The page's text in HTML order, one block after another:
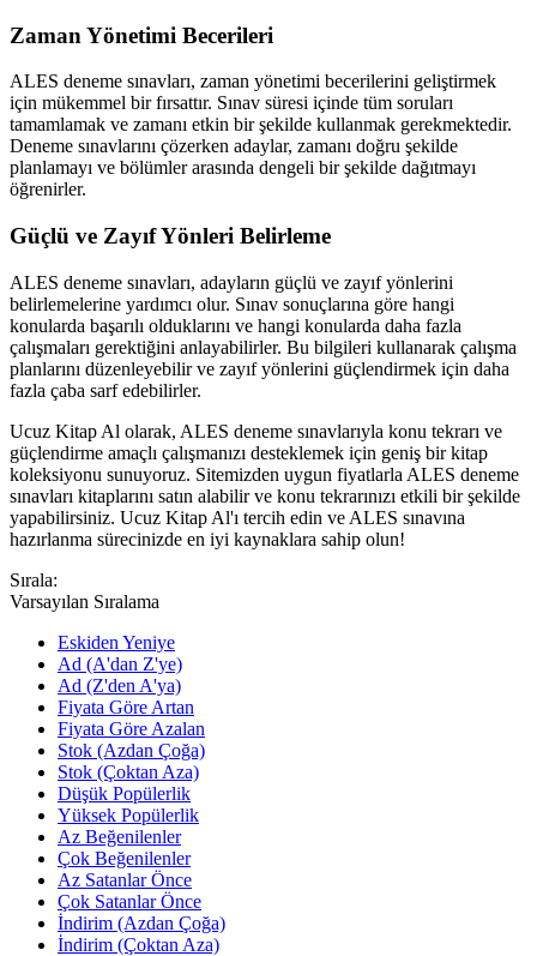
Zaman Yönetimi Becerileri
ALES deneme sınavları, zaman yönetimi becerilerini geliştirmek
için mükemmel bir fırsattır. Sınav süresi içinde tüm soruları
tamamlamak ve zamanı etkin bir şekilde kullanmak gerekmektedir.
Deneme sınavlarını çözerken adaylar, zamanı doğru şekilde
planlamayı ve bölümler arasında dengeli bir şekilde dağıtmayı
öğrenirler.
Güçlü ve Zayıf Yönleri Belirleme
ALES deneme sınavları, adayların güçlü ve zayıf yönlerini
belirlemelerine yardımcı olur. Sınav sonuçlarına göre hangi
konularda başarılı olduklarını ve hangi konularda daha fazla
çalışmaları gerektiğini anlayabilirler. Bu bilgileri kullanarak çalışma
planlarını düzenleyebilir ve zayıf yönlerini güçlendirmek için daha
fazla çaba sarf edebilirler.
Ucuz Kitap Al olarak, ALES deneme sınavlarıyla konu tekrarı ve
güçlendirme amaçlı çalışmanızı desteklemek için geniş bir kitap
koleksiyonu sunuyoruz. Sitemizden uygun fiyatlarla ALES deneme
sınavları kitaplarını satın alabilir ve konu tekrarınızı etkili bir şekilde
yapabilirsiniz. Ucuz Kitap Al'ı tercih edin ve ALES sınavına
hazırlanma sürecinizde en iyi kaynaklara sahip olun!
Sırala:
Varsayılan Sıralama
Eskiden Yeniye
Ad (A'dan Z'ye)
Ad (Z'den A'ya)
Fiyata Göre Artan
Fiyata Göre Azalan
Stok (Azdan Çoğa)
Stok (Çoktan Aza)
Düşük Popülerlik
Yüksek Popülerlik
Az Beğenilenler
Çok Beğenilenler
Az Satanlar Önce
Çok Satanlar Önce
İndirim (Azdan Çoğa)
İndirim (Çoktan Aza)